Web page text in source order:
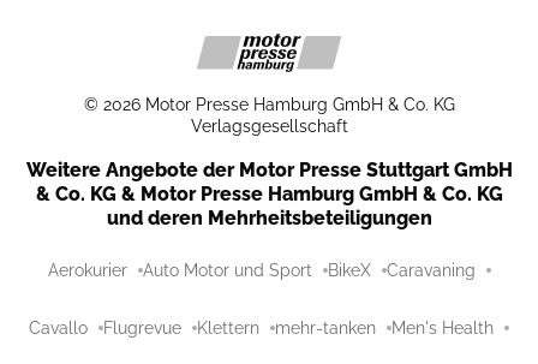
© 2026 Motor Presse Hamburg GmbH & Co. KG
Verlagsgesellschaft
Weitere Angebote der Motor Presse Stuttgart GmbH
& Co. KG & Motor Presse Hamburg GmbH & Co. KG
und deren Mehrheitsbeteiligungen
Aerokurier Auto Motor und Sport BikeX Caravaning
Cavallo Flugrevue Klettern mehr-tanken Men's Health